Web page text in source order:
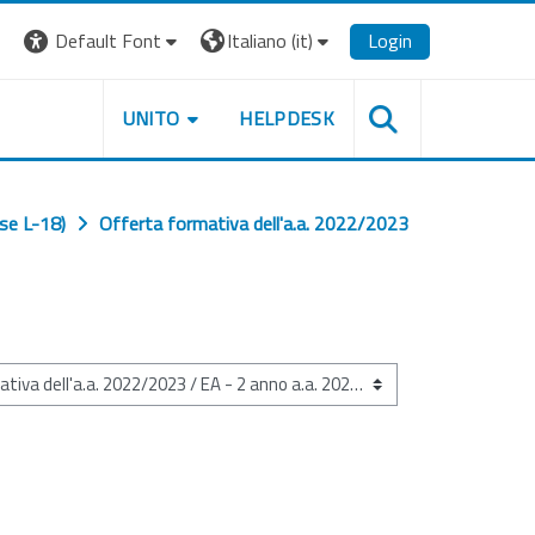
Default Font Italiano ‎(it)‎ Login
UNITO HELPDESK
L-18) Offerta formativa dell'a.a. 2022/2023